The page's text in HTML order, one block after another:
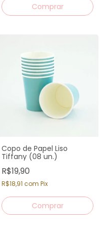
Copo de Papel Liso
Tiffany (08 un.)
R$19,90
R$18,91 com Pix